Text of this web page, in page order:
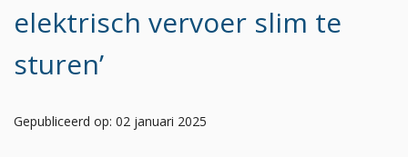
elektrisch vervoer slim te
sturen’
Gepubliceerd op: 02 januari 2025